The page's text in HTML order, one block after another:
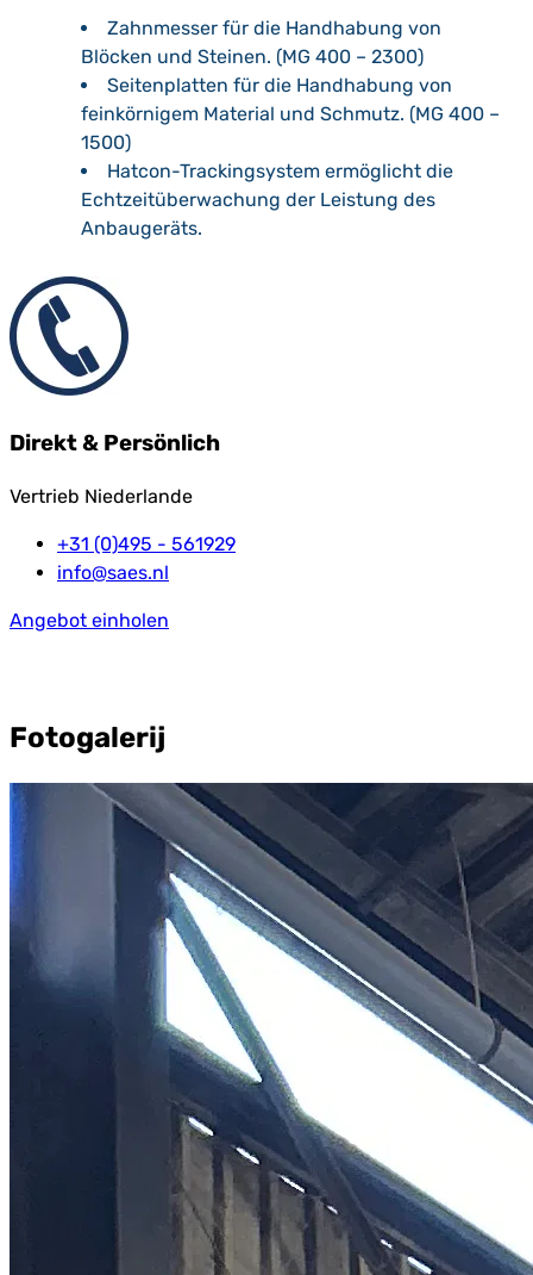
Zahnmesser für die Handhabung von
Blöcken und Steinen. (MG 400 – 2300)
Seitenplatten für die Handhabung von
feinkörnigem Material und Schmutz. (MG 400 –
1500)
Hatcon-Trackingsystem ermöglicht die
Echtzeitüberwachung der Leistung des
Anbaugeräts.
Direkt & Persönlich
Vertrieb Niederlande
+31 (0)495 - 561929
info@saes.nl
Angebot einholen
Fotogalerij